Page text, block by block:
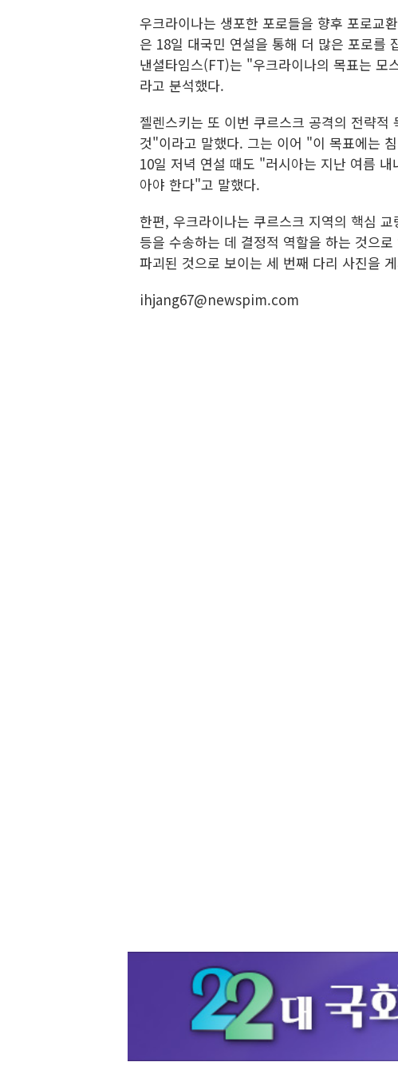
우크라이나는 생포한 포로들을 향후 포로교
은 18일 대국민 연설을 통해 더 많은 포로
낸셜타임스(FT)는 "우크라이나의 목표는 모
라고 분석했다.
젤렌스키는 또 이번 쿠르스크 공격의 전략
것"이라고 말했다. 그는 이어 "이 목표에는
10일 저녁 연설 때도 "러시아는 지난 여름
아야 한다"고 말했다.
한편, 우크라이나는 쿠르스크 지역의 핵심
등을 수송하는 데 결정적 역할을 하는 것으
파괴된 것으로 보이는 세 번째 다리 사진을
ihjang67@newspim.com